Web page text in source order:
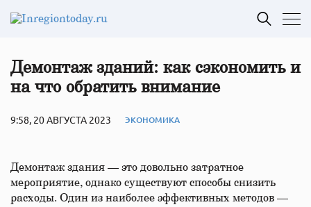
Демонтаж зданий: как сэкономить и
на что обратить внимание
9:58, 20 АВГУСТА 2023 ЭКОНОМИКА
Демонтаж здания — это довольно затратное
мероприятие, однако существуют способы снизить
расходы. Один из наиболее эффективных методов —